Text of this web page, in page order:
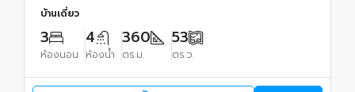
บ้านเดี่ยว
3
ห้องนอน
4
ห้องน้ำ
360
ตร.ม.
53
ตร.ว.